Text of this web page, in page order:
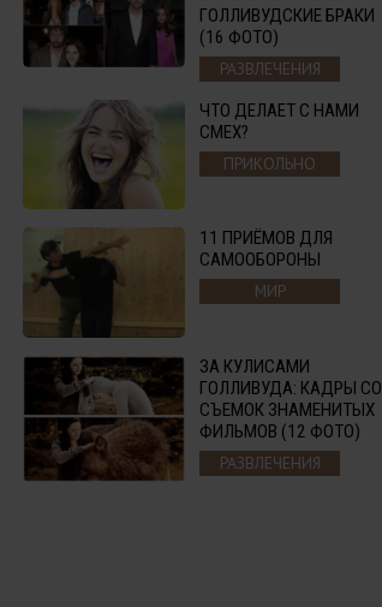
ГОЛЛИВУДСКИЕ БРАКИ
(16 ФОТО)
РАЗВЛЕЧЕНИЯ
ЧТО ДЕЛАЕТ С НАМИ
СМЕХ?
ПРИКОЛЬНО
11 ПРИЁМОВ ДЛЯ
САМООБОРОНЫ
МИР
ЗА КУЛИСАМИ
ГОЛЛИВУДА: КАДРЫ СО
СЪЕМОК ЗНАМЕНИТЫХ
ФИЛЬМОВ (12 ФОТО)
РАЗВЛЕЧЕНИЯ